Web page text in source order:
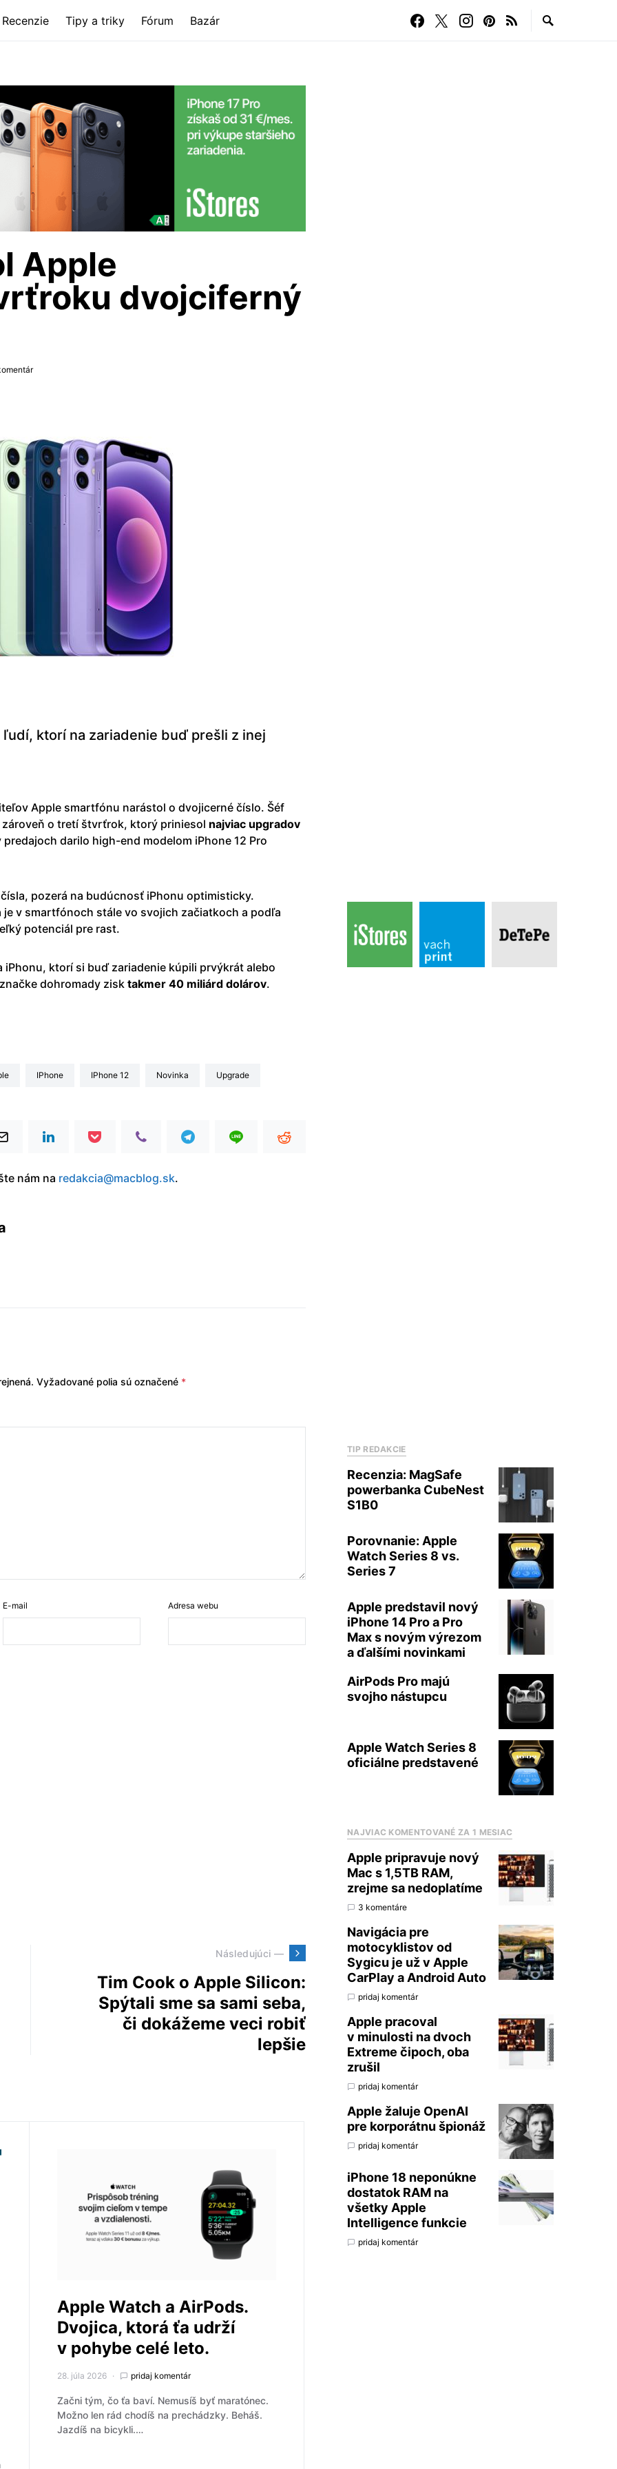
Recenzie Tipy a triky Fórum Bazár
Apple
dvojciferný
ktorí na zariadenie buď prešli z inej
Apple smartfónu narástol o dvojicerné číslo. Šéf
o tretí štvrťrok, ktorý priniesol najviac upgradov
predajoch darilo high-end modelom iPhone 12 Pro
pozerá na budúcnosť iPhonu optimisticky.
je v smartfónoch stále vo svojich začiatkoch a podľa
potenciál pre rast.
iPhonu, ktorí si buď zariadenie kúpili prvýkrát alebo
dohromady zisk takmer 40 miliárd dolárov.
iPhone iPhone 12 Novinka upgrade
nám na redakcia@macblog.sk.
Vyžadované polia sú označené *
E-mail Adresa webu
Následujúci —
Tim Cook o Apple Silicon:
Spýtali sme sa sami seba,
či dokážeme veci robiť
lepšie
Apple Watch a AirPods.
Dvojica, ktorá ťa udrží
v pohybe celé leto.
28. júla 2026 pridaj komentár
Začni tým, čo ťa baví. Nemusíš byť maratónec.
Možno len rád chodíš na prechádzky. Beháš.
Jazdíš na bicykli.…
TIP REDAKCIE
Recenzia: MagSafe
powerbanka CubeNest
S1B0
Porovnanie: Apple
Watch Series 8 vs.
Series 7
Apple predstavil nový
iPhone 14 Pro a Pro
Max s novým výrezom
a ďalšími novinkami
AirPods Pro majú
svojho nástupcu
Apple Watch Series 8
oficiálne predstavené
NAJVIAC KOMENTOVANÉ ZA 1 MESIAC
Apple pripravuje nový
Mac s 1,5TB RAM,
zrejme sa nedoplatíme
3 komentáre
Navigácia pre
motocyklistov od
Sygicu je už v Apple
CarPlay a Android Auto
pridaj komentár
Apple pracoval
v minulosti na dvoch
Extreme čipoch, oba
zrušil
pridaj komentár
Apple žaluje OpenAI
pre korporátnu špionáž
pridaj komentár
iPhone 18 neponúkne
dostatok RAM na
všetky Apple
Intelligence funkcie
pridaj komentár